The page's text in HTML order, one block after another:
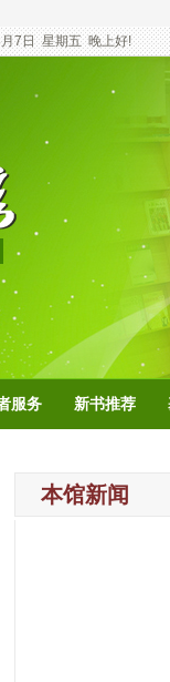
7日 星期五 晚上好!
服务 新书推荐
本馆新闻